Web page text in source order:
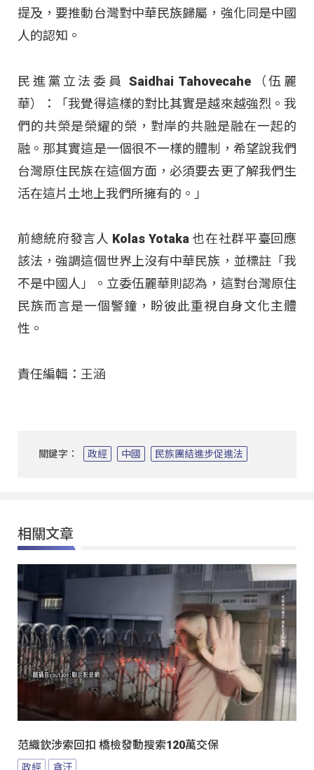
提及，要推動台灣對中華民族歸屬，強化同是中國
人的認知。
民進黨立法委員 Saidhai Tahovecahe（伍麗
華）：「我覺得這樣的對比其實是越來越強烈。我
們的共榮是榮耀的榮，對岸的共融是融在一起的
融。那其實這是一個很不一樣的體制，希望說我們
台灣原住民族在這個方面，必須要去更了解我們生
活在這片土地上我們所擁有的。」
前總統府發言人 Kolas Yotaka 也在社群平臺回應
該法，強調這個世界上沒有中華民族，並標註「我
不是中國人」。立委伍麗華則認為，這對台灣原住
民族而言是一個警鐘，盼彼此重視自身文化主體
性。
責任編輯：王涵
關鍵字： 政經 中國 民族團結進步促進法
相關文章
范織欽涉索回扣 橋檢發動搜索120萬交保
政經 貪汙